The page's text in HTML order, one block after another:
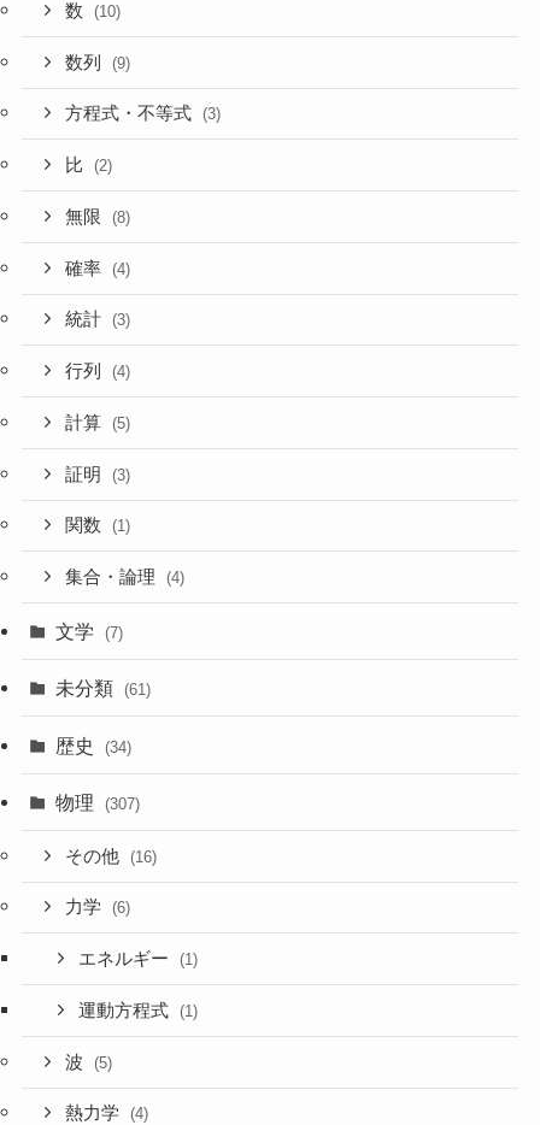
数 (10)
数列 (9)
方程式・不等式 (3)
比 (2)
無限 (8)
確率 (4)
統計 (3)
行列 (4)
計算 (5)
証明 (3)
関数 (1)
集合・論理 (4)
文学 (7)
未分類 (61)
歴史 (34)
物理 (307)
その他 (16)
力学 (6)
エネルギー (1)
運動方程式 (1)
波 (5)
熱力学 (4)